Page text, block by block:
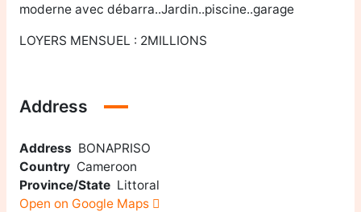
moderne avec débarra..Jardin..piscine..garage
LOYERS MENSUEL : 2MILLIONS
Address
Address BONAPRISO
Country Cameroon
Province/State Littoral
Open on Google Maps